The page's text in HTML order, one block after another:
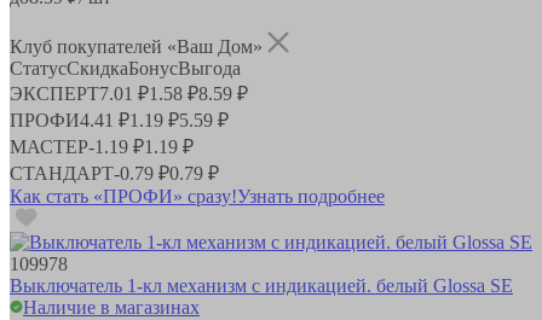
Клуб покупателей «Ваш Дом»
СтатусСкидкаБонусВыгода
ЭКСПЕРТ7.01 ₽1.58 ₽8.59 ₽
ПРОФИ4.41 ₽1.19 ₽5.59 ₽
МАСТЕР-1.19 ₽1.19 ₽
СТАНДАРТ-0.79 ₽0.79 ₽
Как стать «ПРОФИ» сразу!Узнать подробнее
109978
Выключатель 1-кл механизм с индикацией. белый Glossa SE
Наличие в магазинах